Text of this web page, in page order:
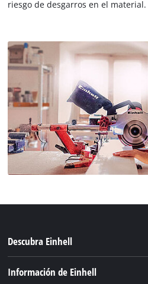
riesgo de desgarros en el material.
Descubra Einhell
Información de Einhell